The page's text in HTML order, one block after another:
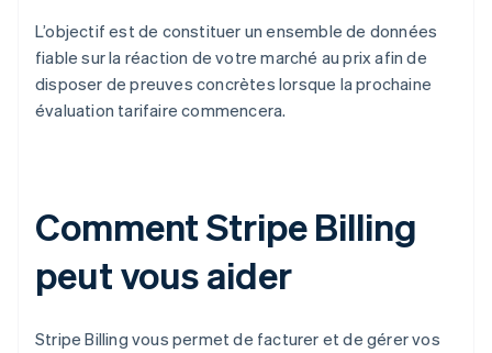
L’objectif est de constituer un ensemble de données
fiable sur la réaction de votre marché au prix afin de
disposer de preuves concrètes lorsque la prochaine
évaluation tarifaire commencera.
Comment Stripe Billing
peut vous aider
Stripe Billing vous permet de facturer et de gérer vos